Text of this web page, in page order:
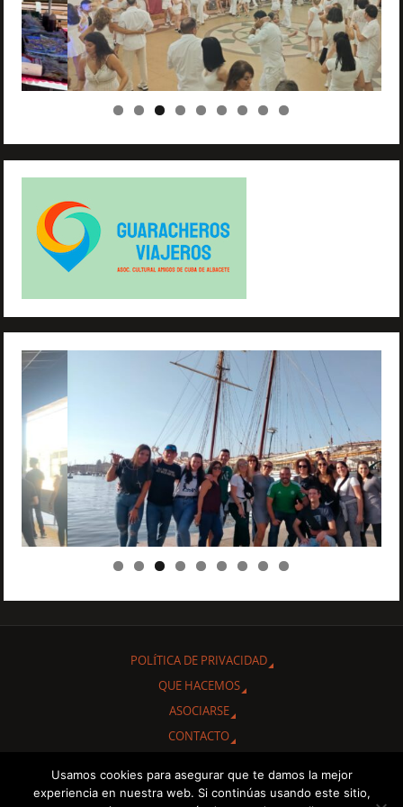
POLÍTICA DE PRIVACIDAD
QUE HACEMOS
ASOCIARSE
CONTACTO
Gracias por interesarte en conocer nuestra Asociación Cultural
"Amigos de Cuba de Albacete.
Usamos cookies para asegurar que te damos la mejor
experiencia en nuestra web. Si continúas usando este sitio,